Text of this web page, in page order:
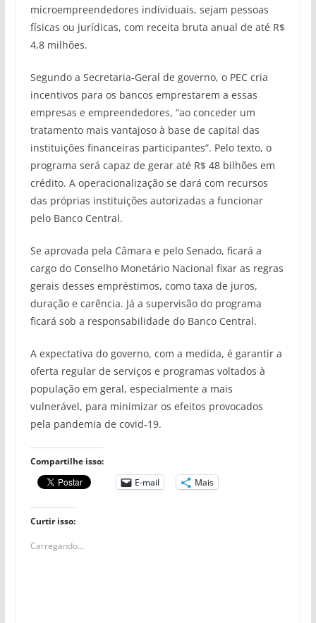
microempreendedores individuais, sejam pessoas
físicas ou jurídicas, com receita bruta anual de até R$
4,8 milhões.
Segundo a Secretaria-Geral de governo, o PEC cria
incentivos para os bancos emprestarem a essas
empresas e empreendedores, “ao conceder um
tratamento mais vantajoso à base de capital das
instituições financeiras participantes”. Pelo texto, o
programa será capaz de gerar até R$ 48 bilhões em
crédito. A operacionalização se dará com recursos
das próprias instituições autorizadas a funcionar
pelo Banco Central.
Se aprovada pela Câmara e pelo Senado, ficará a
cargo do Conselho Monetário Nacional fixar as regras
gerais desses empréstimos, como taxa de juros,
duração e carência. Já a supervisão do programa
ficará sob a responsabilidade do Banco Central.
A expectativa do governo, com a medida, é garantir a
oferta regular de serviços e programas voltados à
população em geral, especialmente a mais
vulnerável, para minimizar os efeitos provocados
pela pandemia de covid-19.
Compartilhe isso:
E-mail
Mais
Curtir isso:
Carregando...